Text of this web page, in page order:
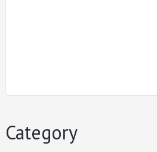
Category